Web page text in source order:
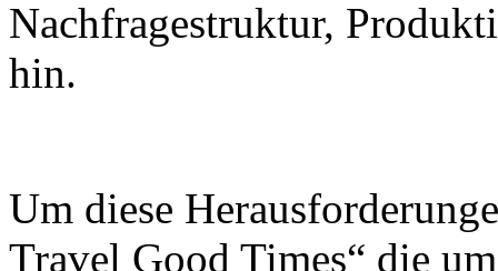
Nachfragestruktur,
hin.
Um diese
Travel Good Times“ die